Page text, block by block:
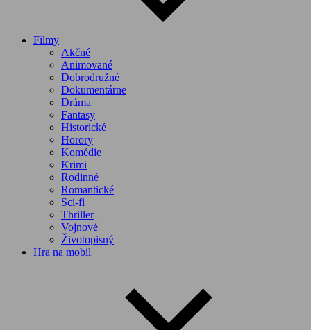
Filmy
Akčné
Animované
Dobrodružné
Dokumentárne
Dráma
Fantasy
Historické
Horory
Komédie
Krimi
Rodinné
Romantické
Sci-fi
Thriller
Vojnové
Životopisný
Hra na mobil